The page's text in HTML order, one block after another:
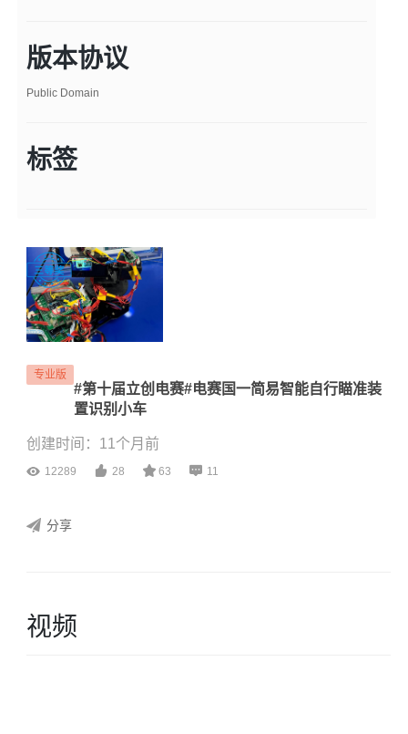
版本协议
Public Domain
标签
专业版
#第十届立创电赛#电赛国一简易智能自行瞄准装
置识别小车
创建时间：11个月前
12289 28 63 11
分享
视频